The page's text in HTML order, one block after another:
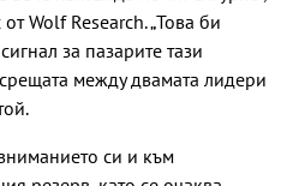
Wolf Research. „Това би
за пазарите тази
между двамата лидери
си и към